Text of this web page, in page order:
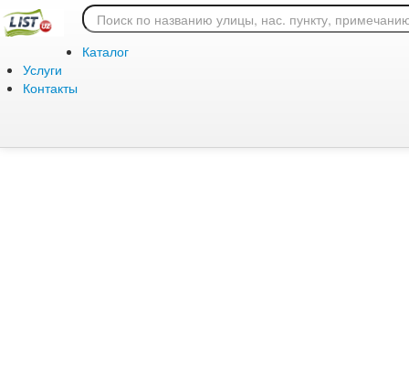
Каталог
Услуги
Контакты
Ошибка 404: страница